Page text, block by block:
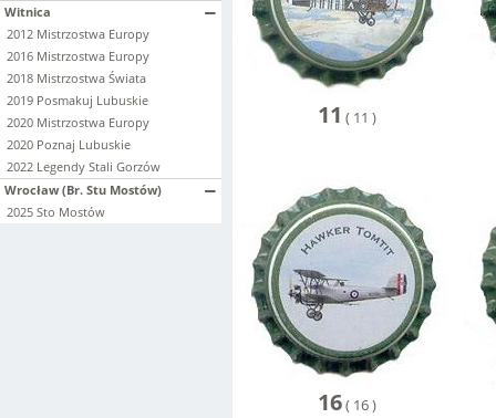
Witnica
2012 Mistrzostwa Europy
2016 Mistrzostwa Europy
2018 Mistrzostwa Świata
2019 Posmakuj Lubuskie
2020 Mistrzostwa Europy
2020 Poznaj Lubuskie
2022 Legendy Stali Gorzów
Wrocław (Br. Stu Mostów)
2025 Sto Mostów
11 ( 11 )
16( 16)